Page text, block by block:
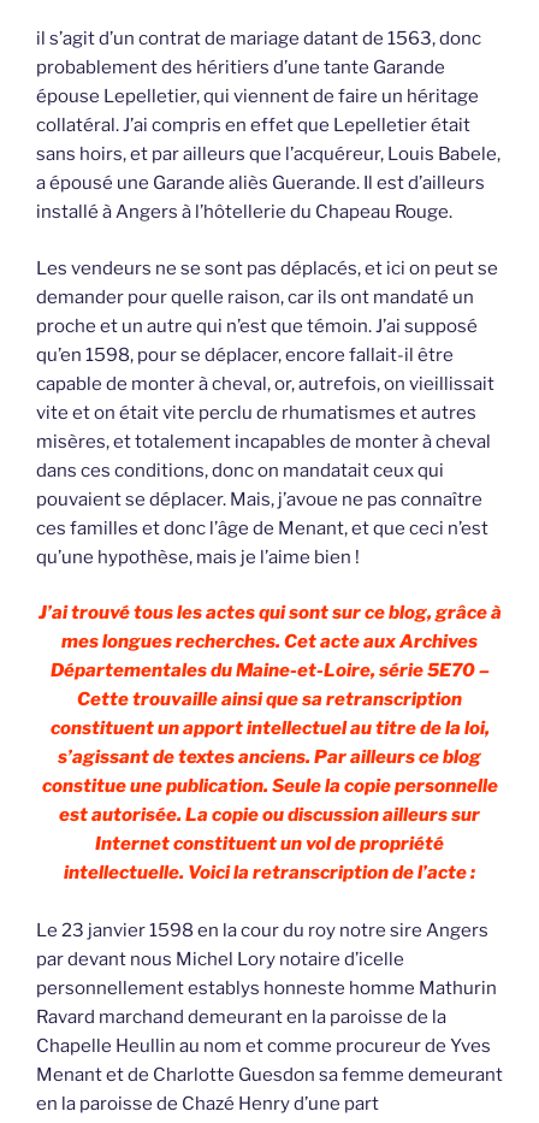
il s’agit d’un contrat de mariage datant de 1563, donc
probablement des héritiers d’une tante Garande
épouse Lepelletier, qui viennent de faire un héritage
collatéral. J’ai compris en effet que Lepelletier était
sans hoirs, et par ailleurs que l’acquéreur, Louis Babele,
a épousé une Garande aliès Guerande. Il est d’ailleurs
installé à Angers à l’hôtellerie du Chapeau Rouge.
Les vendeurs ne se sont pas déplacés, et ici on peut se
demander pour quelle raison, car ils ont mandaté un
proche et un autre qui n’est que témoin. J’ai supposé
qu’en 1598, pour se déplacer, encore fallait-il être
capable de monter à cheval, or, autrefois, on vieillissait
vite et on était vite perclu de rhumatismes et autres
misères, et totalement incapables de monter à cheval
dans ces conditions, donc on mandatait ceux qui
pouvaient se déplacer. Mais, j’avoue ne pas connaître
ces familles et donc l’âge de Menant, et que ceci n’est
qu’une hypothèse, mais je l’aime bien !
J’ai trouvé tous les actes qui sont sur ce blog, grâce à
mes longues recherches. Cet acte aux Archives
Départementales du Maine-et-Loire, série 5E70 –
Cette trouvaille ainsi que sa retranscription
constituent un apport intellectuel au titre de la loi,
s’agissant de textes anciens. Par ailleurs ce blog
constitue une publication. Seule la copie personnelle
est autorisée. La copie ou discussion ailleurs sur
Internet constituent un vol de propriété
intellectuelle. Voici la retranscription de l’acte :
Le 23 janvier 1598 en la cour du roy notre sire Angers
par devant nous Michel Lory notaire d’icelle
personnellement establys honneste homme Mathurin
Ravard marchand demeurant en la paroisse de la
Chapelle Heullin au nom et comme procureur de Yves
Menant et de Charlotte Guesdon sa femme demeurant
en la paroisse de Chazé Henry d’une part